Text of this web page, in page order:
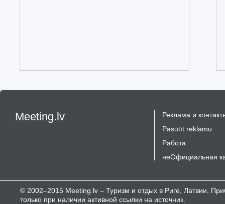
Meeting.lv
Реклама и
Pasūtīt reklāmu
Работа
неОфициальная
© 2002–2015 Meeting.lv – Туризм и отдых в Риге, Латвии,
только при наличии активной ссылки на источник.